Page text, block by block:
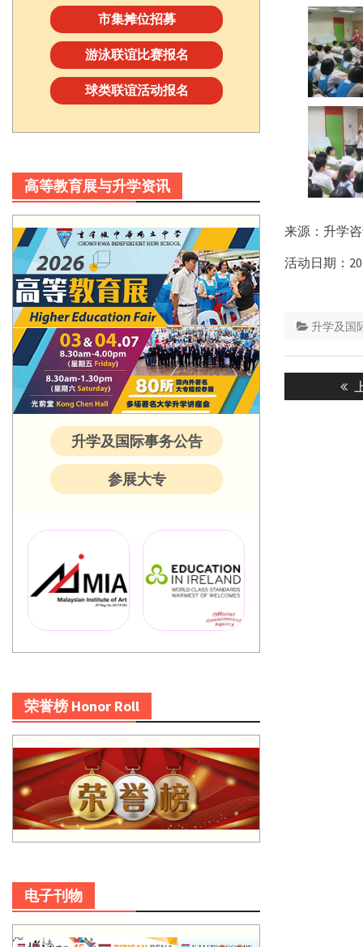
来源：升学
活动日期：
升学及国
Post
市集摊位招募
游泳联谊比赛报名
球类联谊活动报名
高等教育展与升学资讯
升学及国际事务公告
参展大专
荣誉榜 Honor Roll
电子刊物